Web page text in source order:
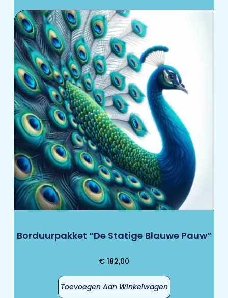
Borduurpakket “De Statige Blauwe Pauw”
€ 182,00
Toevoegen Aan Winkelwagen